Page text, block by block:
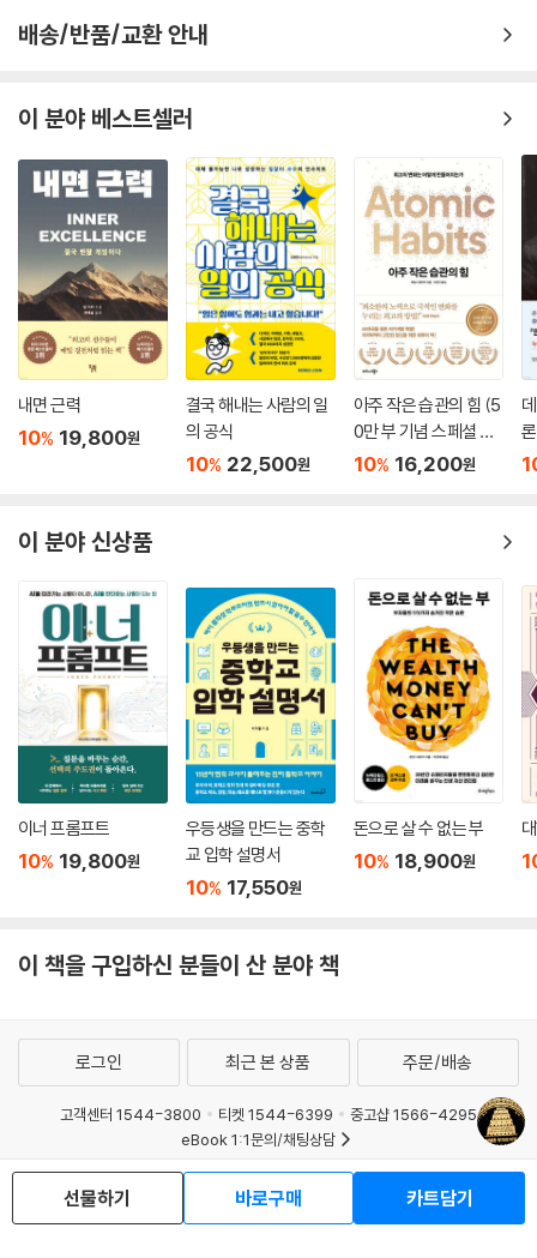
배송/반품/교환 안내
이 분야 베스트셀러
내면 근력
10% 19,800원
결국 해내는 사람의 일
의 공식
10% 22,500원
아주 작은 습관의 힘 (5
0만 부 기념 스페셜 에
디션)
10% 16,200원
이 분야 신상품
이너 프롬프트
10% 19,800원
우등생을 만드는 중학
교 입학 설명서
10% 17,550원
돈으로 살 수 없는 부
10% 18,900원
이 책을 구입하신 분들이 산 분야 책
선물하기 바로구매 카트담기
로그인 최근 본 상품 주문/배송
고객센터 1544-3800 티켓 1544-6399
중고샵 1566-4295
eBook 1:1문의/채팅상담
예스이십사(주) 사업자 정보
이용약관
개인정보처리방침
청소년보호정책